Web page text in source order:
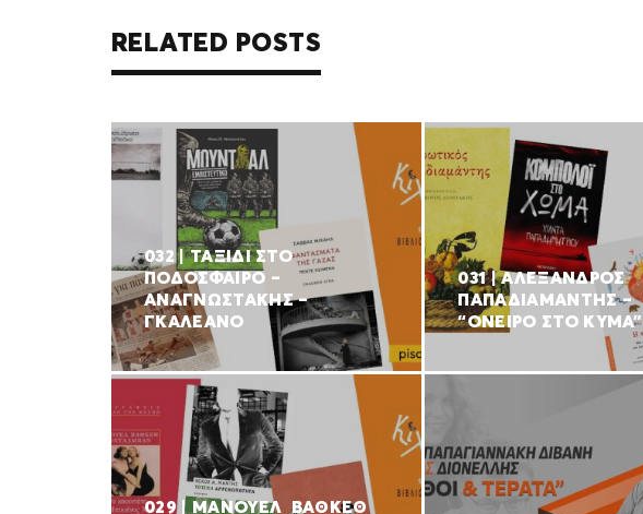
RELATED POSTS
032 | ΤΑΞΙΔΙ ΣΤΟ
ΠΟΔΟΣΦΑΙΡΟ –
ΑΝΑΓΝΩΣΤΑΚΗΣ –
ΓΚΑΛΕΑΝΟ
031 | ΑΛΕΞΑΝΔΡΟΣ
ΠΑΠΑΔΙΑΜΑΝΤΗΣ –
“ΟΝΕΙΡΟ ΣΤΟ ΚΥΜΑ”
029 | ΜΑΝΟΥΕΛ ΒΑΘΚΕΘ